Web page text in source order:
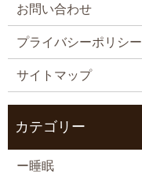
お問い合わせ
プライバシーポリシー
サイトマップ
カテゴリー
ー睡眠